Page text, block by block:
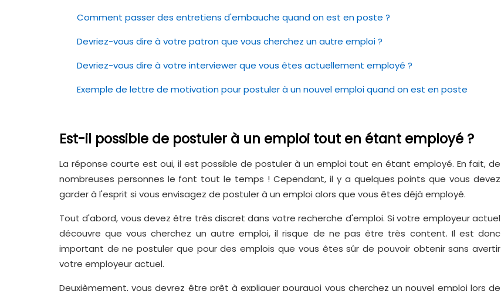
Comment passer des entretiens d'embauche quand on est en poste ?
Devriez-vous dire à votre patron que vous cherchez un autre emploi ?
Devriez-vous dire à votre interviewer que vous êtes actuellement employé ?
Exemple de lettre de motivation pour postuler à un nouvel emploi quand on est en poste
Est-il possible de postuler à un emploi tout en étant employé ?
La réponse courte est oui, il est possible de postuler à un emploi tout en étant employé. En fait, de
nombreuses personnes le font tout le temps ! Cependant, il y a quelques points que vous devez
garder à l'esprit si vous envisagez de postuler à un emploi alors que vous êtes déjà employé.
Tout d'abord, vous devez être très discret dans votre recherche d'emploi. Si votre employeur actuel
découvre que vous cherchez un autre emploi, il risque de ne pas être très content. Il est donc
important de ne postuler que pour des emplois que vous êtes sûr de pouvoir obtenir sans avertir
votre employeur actuel.
Deuxièmement, vous devrez être prêt à expliquer pourquoi vous cherchez un nouvel emploi lors de